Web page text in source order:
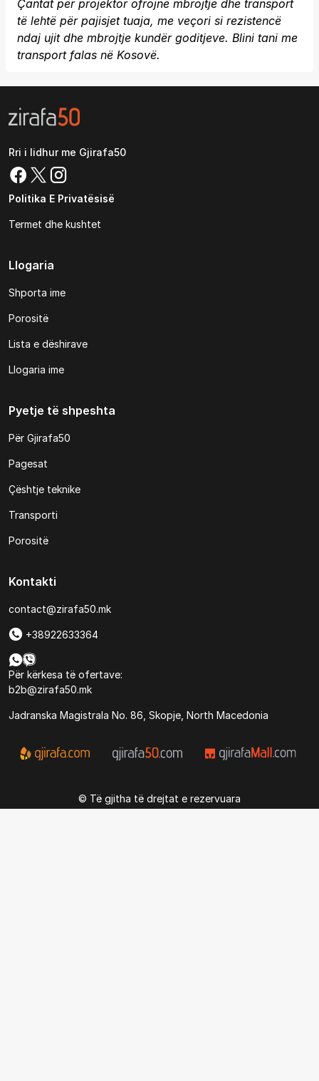
Çantat për projektor ofrojnë mbrojtje dhe transport
të lehtë për pajisjet tuaja, me veçori si rezistencë
ndaj ujit dhe mbrojtje kundër goditjeve. Blini tani me
transport falas në Kosovë.
Rri i lidhur me Gjirafa50
Politika E Privatësisë
Termet dhe kushtet
Llogaria
Shporta ime
Porositë
Lista e dëshirave
Llogaria ime
Pyetje të shpeshta
Për Gjirafa50
Pagesat
Çështje teknike
Transporti
Porositë
Kontakti
contact@zirafa50.mk
+38922633364
Për kërkesa të ofertave:
b2b@zirafa50.mk
Jadranska Magistrala No. 86, Skopje, North Macedonia
© Të gjitha të drejtat e rezervuara